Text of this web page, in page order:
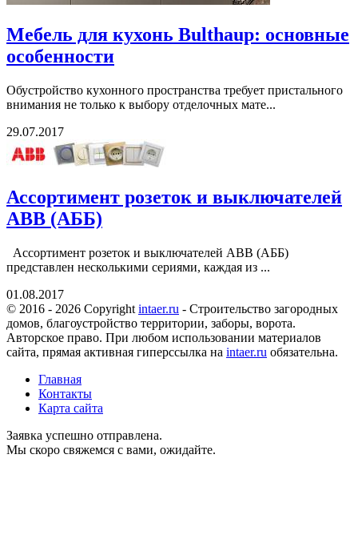
Мебель для кухонь Bulthaup: основные
особенности
Обустройство кухонного пространства требует пристального
внимания не только к выбору отделочных мате...
29.07.2017
Ассортимент розеток и выключателей
АВВ (АББ)
Ассортимент розеток и выключателей АВВ (АББ)
представлен несколькими сериями, каждая из ...
01.08.2017
© 2016 - 2026 Copyright intaer.ru - Cтроительство загородных
домов, благоустройство территории, заборы, ворота.
Авторское право. При любом использовании материалов
сайта, прямая активная гиперссылка на intaer.ru обязательна.
Главная
Контакты
Карта сайта
Заявка успешно отправлена.
Мы скоро свяжемся с вами, ожидайте.